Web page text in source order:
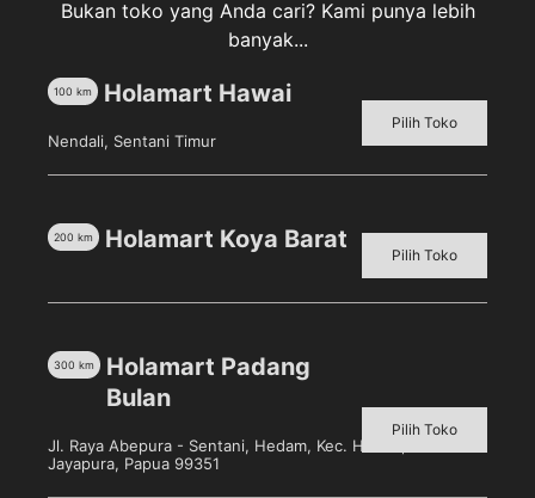
Deskripsi
Ulasan (0)
dan menjaga kulit bayi terasa lebih lembut dan harum
Produk Terkait
Bukan toko yang Anda cari? Kami punya lebih
banyak...
Holamart Hawai
100 km
Nendali, Sentani Timur
Pilih Toko
Holamart Koya Barat
200 km
Pilih Toko
Holamart Padang
Bulan
300 km
Jl. Raya Abepura - Sentani, Hedam, Kec. Heram, Kota
Jayapura, Papua 99351
Pilih Toko